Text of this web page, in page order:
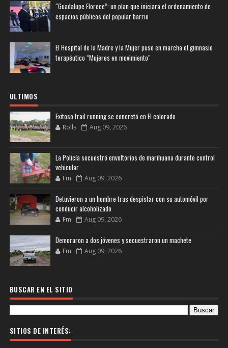
“Guadalupe Florece”: un plan que iniciará el ordenamiento de
espacios públicos del popular barrio
El Hospital de la Madre y la Mujer puso en marcha el gimnasio
terapéutico “Mujeres en movimiento”
ULTIMOS
Exitoso trail running se concretó en El colorado
Rolls Aug 09, 2026
La Policía secuestró envoltorios de marihuana durante control
vehicular
Fm Aug 09, 2026
Detuvieron a un hombre tras despistar con su automóvil por
conducir alcoholizado
Fm Aug 09, 2026
Demoraron a dos jóvenes y secuestraron un machete
Fm Aug 09, 2026
BUSCAR EN EL SITIO
SITIOS DE INTERÉS: